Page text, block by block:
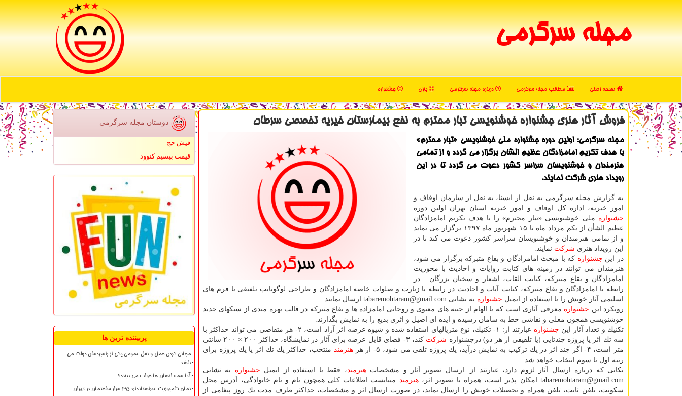
مجله سرگرمی
صفحه اصلی مطالب مجله سرگرمی درباره مجله سرگرمی بازی جشنواره
فروش آثار هنری جشنواره خوشنویسی تبار محترم به نفع بیمارستان خیریه تخصصی سرطان
مجله سرگرمی: اولین دوره جشنواره ملی خوشنویسی «تبار محترم»
با هدف تكریم امامزادگان عظیم الشان برگزار می گردد و از تمامی
هنرمندان و خوشنویسان سراسر كشور دعوت می گردد تا در این
رویداد هنری شركت نمایند.
به گزارش مجله سرگرمی به نقل از ایسنا، به نقل از سازمان اوقاف و
امور خیریه، اداره كل اوقاف و امور خیریه استان تهران اولین دوره
جشنواره ملی خوشنویسی «تبار محترم» را با هدف تكریم امامزادگان
عظیم الشأن از یكم مرداد ماه تا ۱۵ شهریور ماه ۱۳۹۷ برگزار می نماید
و از تمامی هنرمندان و خوشنویسان سراسر كشور دعوت می كند تا در
این رویداد هنری شركت نمایند.
در این جشنواره كه با مبحث امامزادگان و بقاع متبركه برگزار می شود،
هنرمندان می توانند در زمینه های كتابت روایات و احادیث با محوریت
امامزادگان و بقاع متبركه، كتابت القاب، اشعار و سخنان بزرگان... در
رابطه با امامزادگان و بقاع متبركه، كتابت آیات و احادیث در رابطه با زیارت و صلوات خاصه امامزادگان و طراحی لوگوتایپ تلفیقی با فرم های
اسلیمی آثار خویش را با استفاده از ایمیل جشنواره به نشانی tabaremohtaram@gmail.com ارسال نمایند.
رویكرد این جشنواره معرفی آثاری است كه با الهام از جنبه های معنوی و روحانی امامزاده ها و بقاع متبركه در قالب بهره مندی از سبكهای جدید
خوشنویسی همچون معلی و نقاشی خط به سامان رسیده و ایده ای اصیل و اثری بدیع را به نمایش بگذارند.
تكنیك و تعداد آثار این جشنواره
عبارتند از: ۱- تكنیك، نوع متریالهای استفاده شده و شیوه عرضه اثر آزاد است، ۲- هر متقاضی می تواند حداكثر با
سه تك اثر یا پروژه چندتایی (یا تلفیقی از هر دو) درجشنواره شركت
كند، ۳- فضای قابل عرضه برای آثار در نمایشگاه، حداكثر ۲۰۰ × ۲۰۰ سانتی
متر است، ۴- اگر چند اثر در یك تركیب به نمایش درآید، یك پروژه تلقی می شود، ۵- از هر
هنرمند منتخب، حداكثر یك تك اثر یا یك پروژه برای
رتبه اول تا سوم انتخاب خواهد شد.
نكاتی كه درباره ارسال آثار لزوم دارد، عبارتند از: ارسال تصویر آثار و مشخصاتهنرمند، فقط با استفاده از ایمیل جشنواره به نشانی
tabaremohtaram@gmail.com امكان پذیر است، همراه با تصویر اثر،
هنرمند میبایست اطلاعات كلی همچون نام و نام خانوادگی، آدرس محل
سكونت، تلفن ثابت، تلفن همراه و تحصیلات خویش را ارسال نماید، در صورت ارسال اثر و مشخصات، حداكثر ظرف مدت یك روز پیغامی از
دوستان مجله سرگرمی
فیش حج
قیمت بیسیم کنوود
پربیننده ترین ها
مجانی کردن حمل و نقل عمومی یکی از راهبردهای دولت می
باشد
آیا همه انسان ها خواب می بینند؟
نمای کامپوزیت غیراستاندارد ۳۵ هزار ساختمان در تهران